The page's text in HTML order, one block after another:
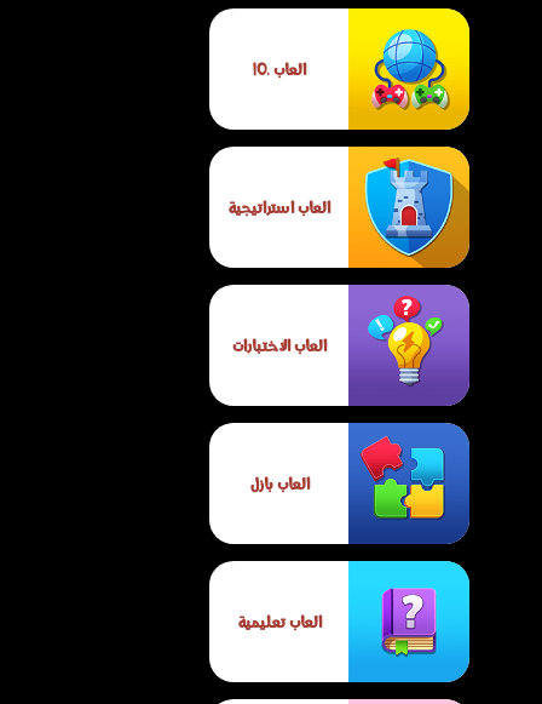
للأميرة آنا
العاب .IO
العاب استراتيجية
العاب الاختبارات
العاب بازل
العاب تعليمية